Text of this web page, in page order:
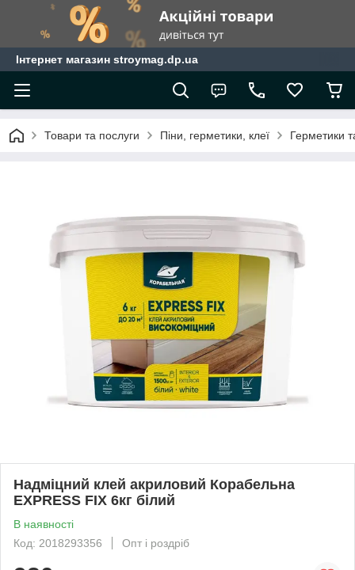
Інтернет магазин stroymag.dp.ua
Товари та послуги Піни, герметики, клеї Герметики
Надміцний клей акриловий Корабельна
EXPRESS FIX 6кг білий
В наявності
Код: 2018293356
Опт і роздріб